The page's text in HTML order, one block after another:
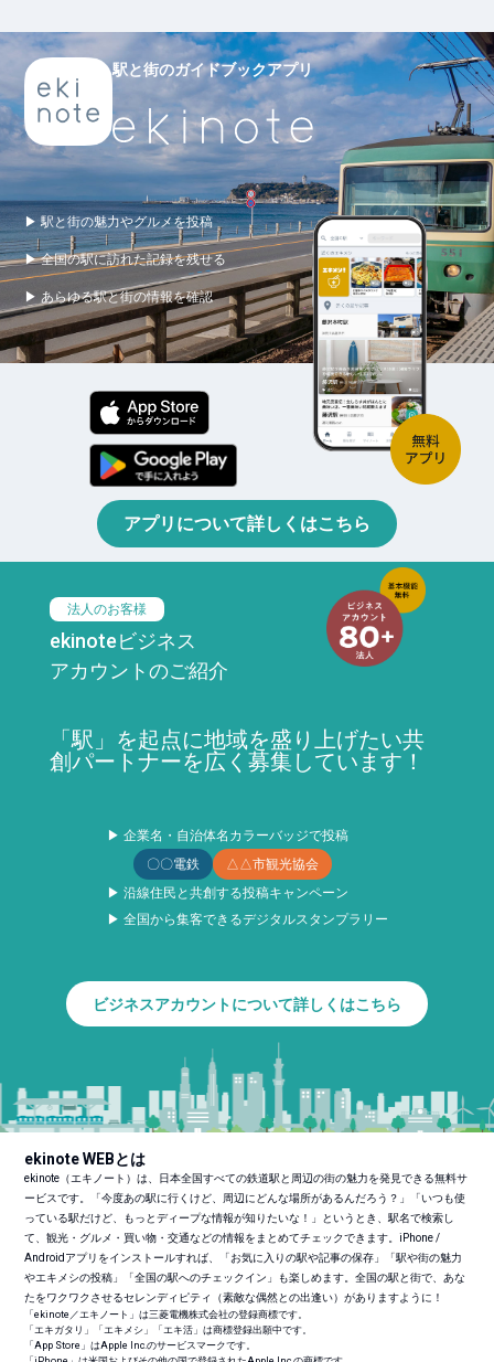
駅と街のガイドブックアプリ
▶ 駅と街の魅力やグルメを投稿
▶ 全国の駅に訪れた記録を残せる
▶ あらゆる駅と街の情報を確認
アプリについて詳しくはこちら
法人のお客様
ekinoteビジネス
アカウントのご紹介
「駅」を起点に地域を盛り上げたい共
創パートナーを広く募集しています！
▶ 企業名・自治体名カラーバッジで投稿
〇〇電鉄
△△市観光協会
▶ 沿線住民と共創する投稿キャンペーン
▶ 全国から集客できるデジタルスタンプラリー
ビジネスアカウントについて詳しくはこちら
ekinote WEBとは
ekinote（エキノート）は、日本全国すべての鉄道駅と周辺の街の魅力を発見できる無料サ
ービスです。「今度あの駅に行くけど、周辺にどんな場所があるんだろう？」「いつも使
っている駅だけど、もっとディープな情報が知りたいな！」というとき、駅名で検索し
て、観光・グルメ・買い物・交通などの情報をまとめてチェックできます。iPhone /
Androidアプリをインストールすれば、「お気に入りの駅や記事の保存」「駅や街の魅力
やエキメシの投稿」「全国の駅へのチェックイン」も楽しめます。全国の駅と街で、あな
たをワクワクさせるセレンディピティ（素敵な偶然との出逢い）がありますように！
「ekinote／エキノート」は三菱電機株式会社の登録商標です。
「エキガタリ」「エキメシ」「エキ活」は商標登録出願中です。
「App Store」はApple Inc.のサービスマークです。